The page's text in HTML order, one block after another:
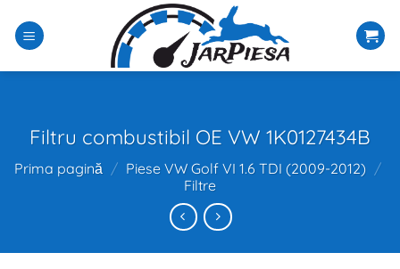
conținut
Filtru combustibil OE VW 1K0127434B
Prima pagină / Piese VW Golf VI 1.6 TDI (2009-2012) /
Filtre